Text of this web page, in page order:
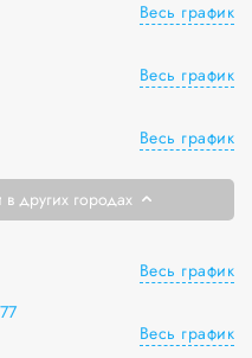
Весь график
Весь график
Весь график
других городах
Весь график
Весь график